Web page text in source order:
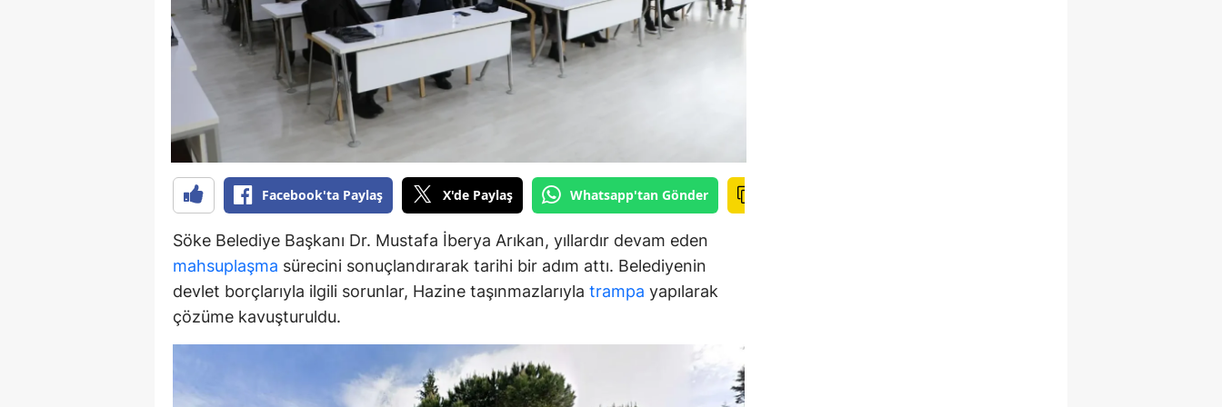
Yalova
Karabük
Kilis
Düzce
Facebook'ta Paylaş X'de Paylaş Whatsapp'tan Gönder
Söke Belediye Başkanı Dr. Mustafa İberya Arıkan, yıllardır devam eden
mahsuplaşma sürecini sonuçlandırarak tarihi bir adım attı. Belediyenin
devlet borçlarıyla ilgili sorunlar, Hazine taşınmazlarıyla trampa yapılarak
çözüme kavuşturuldu.